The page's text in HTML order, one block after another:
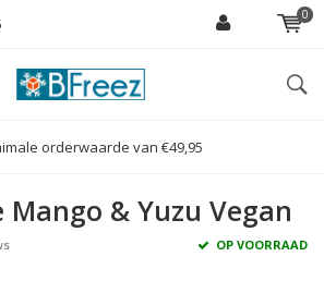
0
orderwaarde van €49,95
Mango & Yuzu Vegan
OP VOORRAAD